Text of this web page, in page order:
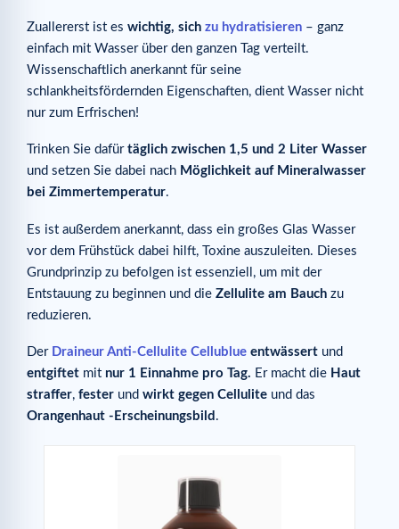
Zuallererst ist es wichtig, sich zu hydratisieren – ganz
einfach mit Wasser über den ganzen Tag verteilt.
Wissenschaftlich anerkannt für seine
schlankheitsfördernden Eigenschaften, dient Wasser nicht
nur zum Erfrischen!
Trinken Sie dafür täglich zwischen 1,5 und 2 Liter Wasser
und setzen Sie dabei nach Möglichkeit auf Mineralwasser
bei Zimmertemperatur.
Es ist außerdem anerkannt, dass ein großes Glas Wasser
vor dem Frühstück dabei hilft, Toxine auszuleiten. Dieses
Grundprinzip zu befolgen ist essenziell, um mit der
Entstauung zu beginnen und die Zellulite am Bauch zu
reduzieren.
Der Draineur Anti-Cellulite Cellublue entwässert und
entgiftet mit nur 1 Einnahme pro Tag. Er macht die Haut
straffer, fester und wirkt gegen Cellulite und das
Orangenhaut -Erscheinungsbild .